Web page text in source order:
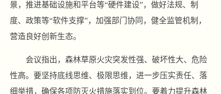
景，推进基础设施和平台等“硬件建设”，做好法规、制
度、政策等“软件支撑”，加强部门协同，健全监管机制，
营造良好创新生态。
会议指出，森林草原火灾突发性强、破坏性大、危险
性高。要坚持底线思维、极限思维，进一步压实责任、落
细举措，确保各项防灭火措施落实到位。要着力提升森林